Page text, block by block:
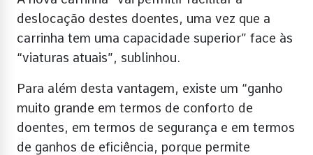
deslocação destes doentes, uma vez que a
carrinha tem uma capacidade superior” face às
“viaturas atuais”, sublinhou.
Para além desta vantagem, existe um “ganho
muito grande em termos de conforto de
doentes, em termos de segurança e em termos
de ganhos de eficiência, porque permite